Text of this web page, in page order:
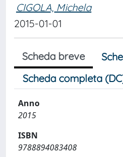
CIGOLA, Michela
2015-01-01
Scheda breve
Scheda completa
Anno
2015
ISBN
9788894083408